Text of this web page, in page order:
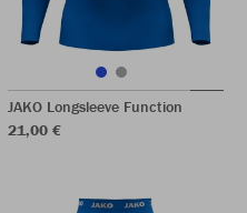
JAKO Longsleeve Function
21,00 €